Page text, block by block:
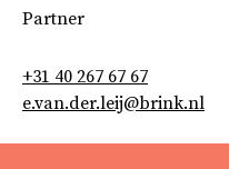
Partner
+31 40 267 67 67
e.van.der.leij@brink.nl